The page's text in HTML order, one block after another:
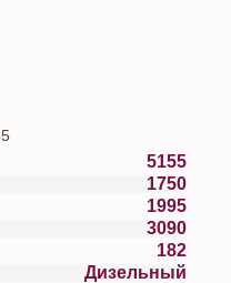
5155
1750
1995
3090
182
Дизельный